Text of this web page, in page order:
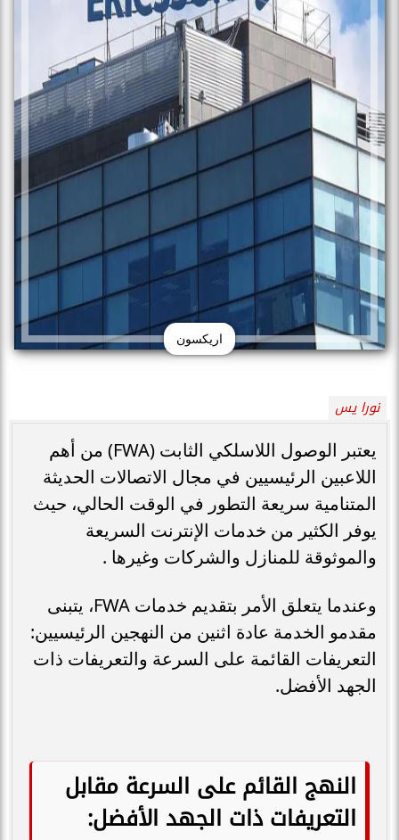
اريكسون
نورا يس
يعتبر الوصول اللاسلكي الثابت (FWA) من أهم
اللاعبين الرئيسيين في مجال الاتصالات الحديثة
المتنامية سريعة التطور في الوقت الحالي، حيث
يوفر الكثير من خدمات الإنترنت السريعة
والموثوقة للمنازل والشركات وغيرها .
وعندما يتعلق الأمر بتقديم خدمات FWA، يتبنى
مقدمو الخدمة عادة اثنين من النهجين الرئيسيين:
التعريفات القائمة على السرعة والتعريفات ذات
الجهد الأفضل.
النهج القائم على السرعة مقابل
التعريفات ذات الجهد الأفضل: